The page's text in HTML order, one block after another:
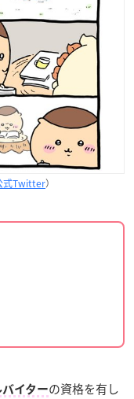
式Twitter）
イターの資格を有し